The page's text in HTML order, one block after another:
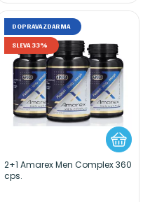
DOPRAVA ZDARMA
SLEVA 33%
2+1 Amarex Men Complex 360
cps.